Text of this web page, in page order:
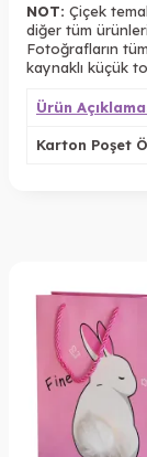
NOT: Çiçek
diğer tüm
Fotoğrafların
kaynaklı küçük
Ürün
Karton Poşet